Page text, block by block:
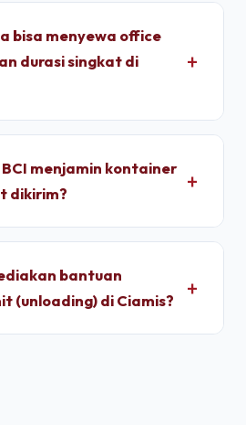
selesai. Unit
armada truk trailer
terpusat kami.
bisa menyewa office
durasi singkat di
bulanan dengan
ekonomis jika Anda
menjamin kontainer
dikirim?
wajib melalui pengujian
untuk memastikan dinding
karet pelindung pintu 100%
bantuan
(unloading) di Ciamis?